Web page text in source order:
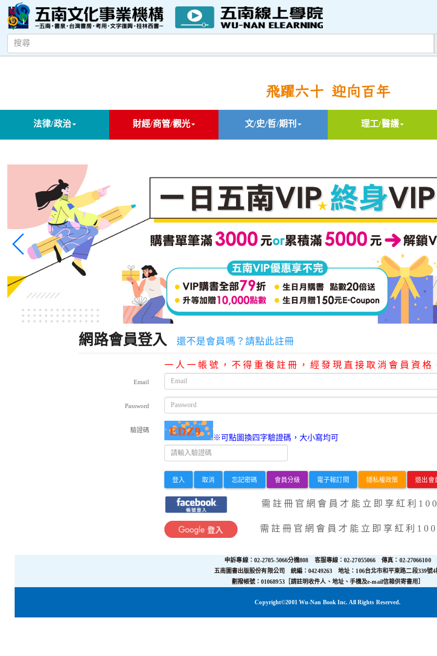
飛躍六十 迎向百年
法律/政治 財經/商管/觀光 文/史/哲/期刊 理工/醫護
網路會員登入 還不是會員嗎？請點此註冊
一人一帳號，不得重複註冊，經發現直接取消會員資格
Email
Password
驗證碼
※可點圖換四字驗證碼，大小寫均可
登入 取消 忘記密碼 會員分級 電子報訂閱 隱私權政策 退出會
需註冊官網會員才能立即享紅利
需註冊官網會員才能立即享紅利
申訴專線：02-2705-5066分機808 客服專線：02-27055066 傳真：02-27066100
五南圖書出版股份有限公司 統編：04249263 地址：106台北市和平東路二段339號4
劃撥帳號：01068953［請註明收件人、地址、手機及e-mail信箱供寄書用］
Copyright©2001 Wu-Nan Book Inc. All Rights Reserved.